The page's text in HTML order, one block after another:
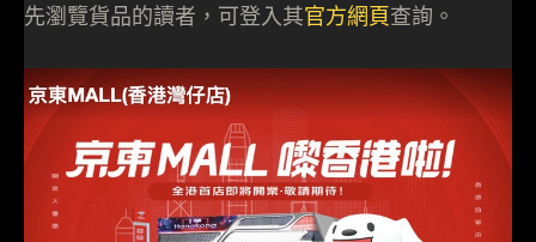
先瀏覽貨品的讀者，可登入其官方網頁查詢。